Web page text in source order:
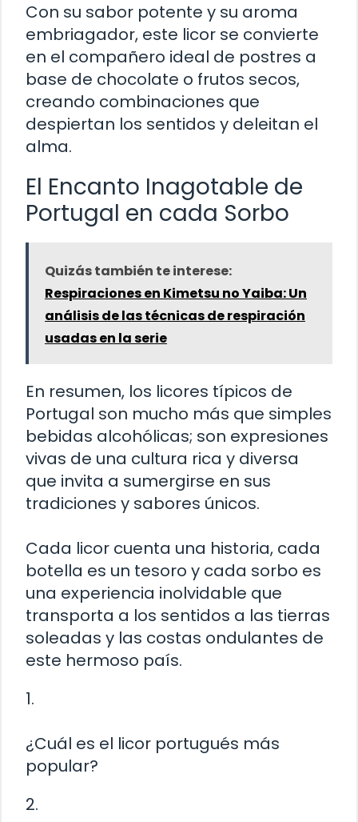
Con su sabor potente y su aroma
embriagador, este licor se convierte
en el compañero ideal de postres a
base de chocolate o frutos secos,
creando combinaciones que
despiertan los sentidos y deleitan el
alma.
El Encanto Inagotable de
Portugal en cada Sorbo
Quizás también te interese:
Respiraciones en Kimetsu no Yaiba: Un
análisis de las técnicas de respiración
usadas en la serie
En resumen, los licores típicos de
Portugal son mucho más que simples
bebidas alcohólicas; son expresiones
vivas de una cultura rica y diversa
que invita a sumergirse en sus
tradiciones y sabores únicos.
Cada licor cuenta una historia, cada
botella es un tesoro y cada sorbo es
una experiencia inolvidable que
transporta a los sentidos a las tierras
soleadas y las costas ondulantes de
este hermoso país.
1.
¿Cuál es el licor portugués más
popular?
2.